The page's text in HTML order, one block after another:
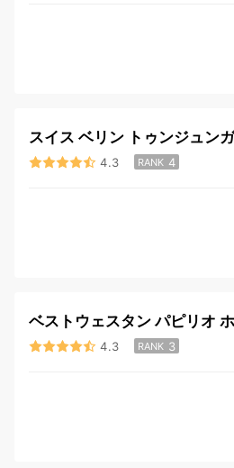
スイス ベリン トゥンジュン
4.3 RANK 4
ベストウェスタン パピリオ
4.3 RANK 3